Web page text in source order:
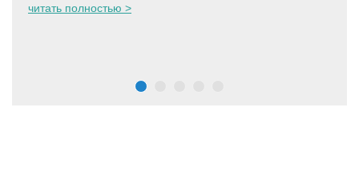
читать полностью >